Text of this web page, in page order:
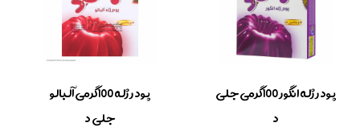
پودر ژله انگور 100گرمی جلی
د
پودر ژله 100گرمی آلبالو
جلی د